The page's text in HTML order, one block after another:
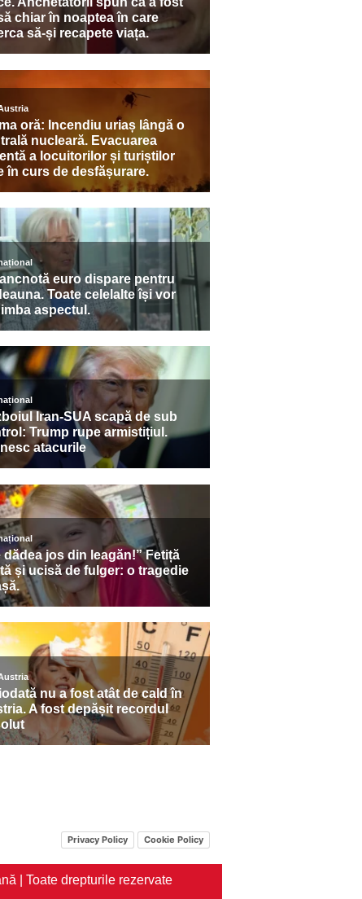
Privacy Policy Cookie Policy
| Toate drepturile rezervate